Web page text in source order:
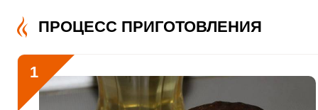
Витамин В12 0
Витамин С
ПРОЦЕСС ПРИГОТОВЛЕНИЯ
1